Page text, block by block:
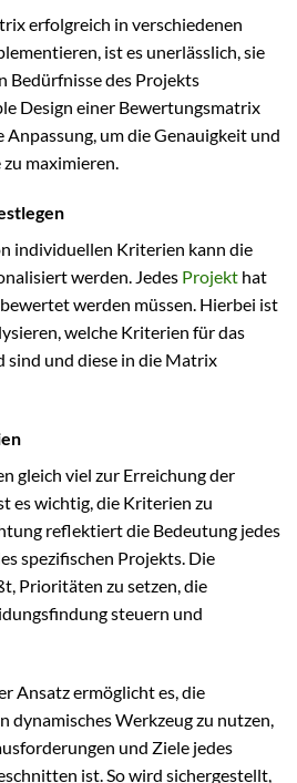
erfolgreich in verschiedenen
ist es unerlässlich, sie
Bedürfnisse des Projekts
Design einer Bewertungsmatrix
um die Genauigkeit und
maximieren.
individuellen Kriterien kann die
werden. Jedes Projekt hat
werden müssen. Hierbei ist
welche Kriterien für das
sind und diese in die Matrix
gleich viel zur Erreichung der
es wichtig, die Kriterien zu
reflektiert die Bedeutung jedes
spezifischen Projekts. Die
Prioritäten zu setzen, die
steuern und
Ansatz ermöglicht es, die
dynamisches Werkzeug zu nutzen,
und Ziele jedes
ist. So wird sichergestellt,